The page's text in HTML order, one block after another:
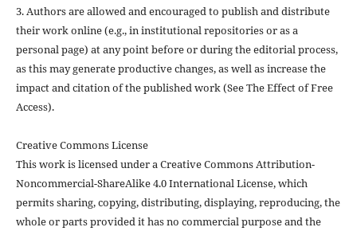
3. Authors are allowed and encouraged to publish and distribute
their work online (e.g., in institutional repositories or as a
personal page) at any point before or during the editorial process,
as this may generate productive changes, as well as increase the
impact and citation of the published work (See The Effect of Free
Access).
Creative Commons License
This work is licensed under a Creative Commons Attribution-
Noncommercial-ShareAlike 4.0 International License, which
permits sharing, copying, distributing, displaying, reproducing, the
whole or parts provided it has no commercial purpose and the